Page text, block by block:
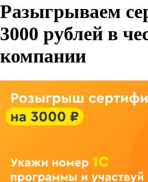
Разыгрываем
3000 рублей в
компании